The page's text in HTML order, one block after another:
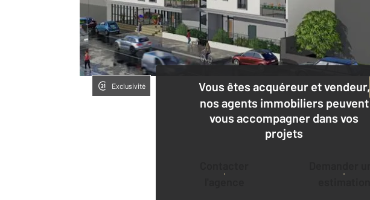
Vous êtes acquéreur et vendeur,
nos agents immobiliers peuvent
vous accompagner dans vos
projets
Exclusivité